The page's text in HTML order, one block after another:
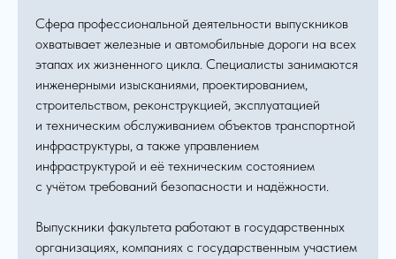
Сфера профессиональной деятельности выпускников
охватывает железные и автомобильные дороги на всех
этапах их жизненного цикла. Специалисты занимаются
инженерными изысканиями, проектированием,
строительством, реконструкцией, эксплуатацией
и техническим обслуживанием объектов транспортной
инфраструктуры, а также управлением
инфраструктурой и её техническим состоянием
с учётом требований безопасности и надёжности.
Выпускники факультета работают в государственных
организациях, компаниях с государственным участием